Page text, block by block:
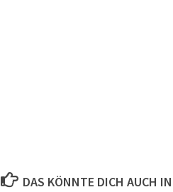
DAS KÖNNTE DICH AUCH